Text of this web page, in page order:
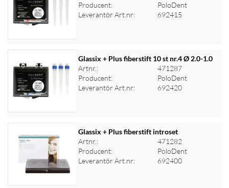
Logga in för priser
Producent:
PoloDent
Leverantör Art.nr:
692415
Logga in för priser
Glassix + Plus fiberstift 10 st nr.4 Ø 2.0-1.0
Artnr.:
471287
Producent:
PoloDent
Leverantör Art.nr:
692420
Logga in för priser
Glassix + Plus fiberstift introset
Artnr.:
471282
Producent:
PoloDent
Leverantör Art.nr:
692400